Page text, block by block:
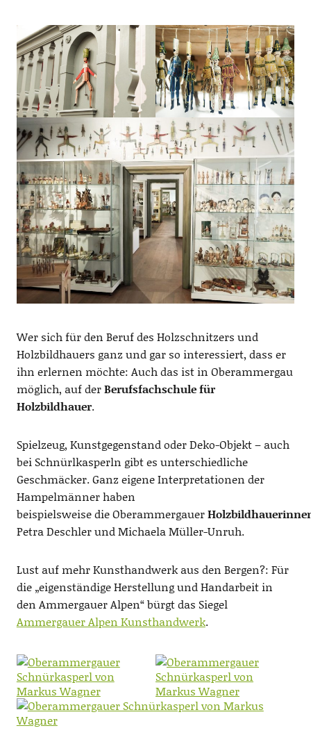
Wer sich für den Beruf des Holzschnitzers und
Holzbildhauers ganz und gar so interessiert, dass er
ihn erlernen möchte: Auch das ist in Oberammergau
möglich, auf derBerufsfachschule für
Holzbildhauer.
Spielzeug, Kunstgegenstand oder Deko-Objekt – auch
bei Schnürlkasperln gibt es unterschiedliche
Geschmäcker. Ganz eigene Interpretationen der
Hampelmänner haben
beispielsweise die Oberammergauer
Petra Deschler und Michaela Müller-Unruh.
Lust auf mehr Kunsthandwerk aus den Bergen?: Für
die „eigenständige Herstellung und Handarbeit in
den Ammergauer Alpen“ bürgt das Siegel
Ammergauer Alpen Kunsthandwerk.